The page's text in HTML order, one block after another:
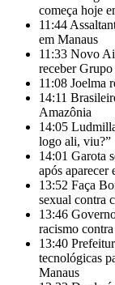
começa hoje
11:44
em Manaus
11:33 Novo
receber
11:08 Joelma
14:11
Amazônia
14:05
logo ali, viu?”
14:01 Garota
após aparecer
13:52 Faça
sexual contra
13:46
racismo
13:40
tecnológicas
Manaus